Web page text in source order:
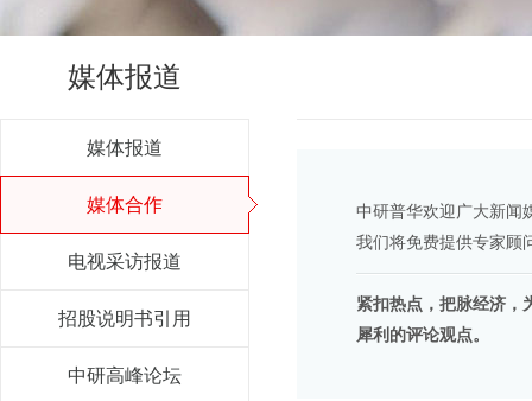
媒体报道
媒体报道
媒体合作
电视采访报道
招股说明书引用
中研高峰论坛
中研普华欢迎广大新闻
我们将免费提供专家顾
紧扣热点，把脉经济，
犀利的评论观点。